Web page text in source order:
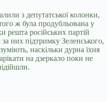
з депутатської колонки,
ж була продубльована у
решта російських партій
них підтримку Зеленського,
наскільки дурна їхня
на дзеркало поки не